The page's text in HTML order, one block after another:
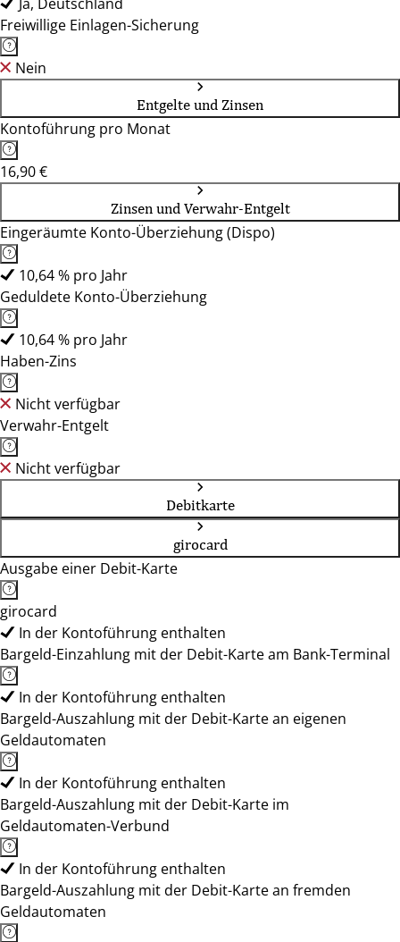
Freiwillige Einlagen-Sicherung
Nein
Entgelte und Zinsen
Kontoführung pro Monat
16,90 €
Zinsen und Verwahr-Entgelt
Eingeräumte Konto-Überziehung (Dispo)
10,64 % pro Jahr
Geduldete Konto-Überziehung
10,64 % pro Jahr
Haben-Zins
Nicht verfügbar
Verwahr-Entgelt
Nicht verfügbar
Debitkarte
girocard
Ausgabe einer Debit-Karte
girocard
In der Kontoführung enthalten
Bargeld-Einzahlung mit der Debit-Karte am Bank-Terminal
In der Kontoführung enthalten
Bargeld-Auszahlung mit der Debit-Karte an eigenen
Geldautomaten
In der Kontoführung enthalten
Bargeld-Auszahlung mit der Debit-Karte im
Geldautomaten-Verbund
In der Kontoführung enthalten
Bargeld-Auszahlung mit der Debit-Karte an fremden
Geldautomaten